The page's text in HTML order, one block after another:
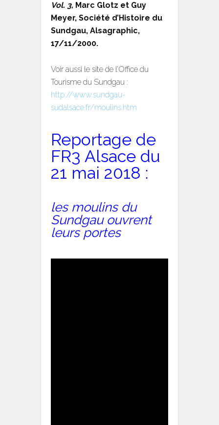
Vol. 3, Marc Glotz et Guy
Meyer, Société d’Histoire du
Sundgau, Alsagraphic,
17/11/2000.
Voir aussi le site de l’Office du
Tourisme du Sundgau :
http://www.sundgau-
sudalsace.fr/moulins.htm
Reportage de
FR3 Alsace du
21 mai 2018 :
les moulins du
Sundgau ouvrent
leurs portes